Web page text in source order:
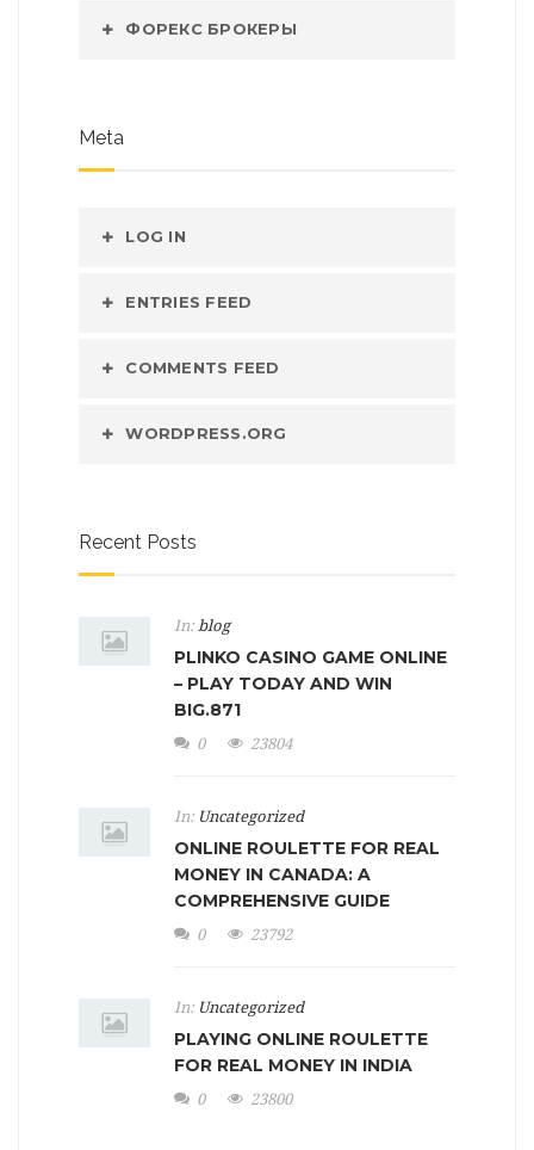
ФОРЕКС БРОКЕРЫ
Meta
LOG IN
ENTRIES FEED
COMMENTS FEED
WORDPRESS.ORG
Recent Posts
In: blog
PLINKO CASINO GAME ONLINE
– PLAY TODAY AND WIN
BIG.871
0 23804
In: Uncategorized
ONLINE ROULETTE FOR REAL
MONEY IN CANADA: A
COMPREHENSIVE GUIDE
0 23792
In: Uncategorized
PLAYING ONLINE ROULETTE
FOR REAL MONEY IN INDIA
0 23800